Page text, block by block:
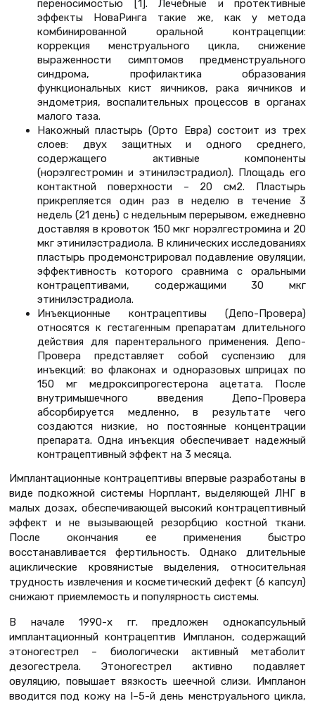
переносимостью [1]. Лечебные и протективные
эффекты НоваРинга такие же, как у метода
комбинированной оральной контрацепции:
коррекция менструального цикла, снижение
выраженности симптомов предменструального
синдрома, профилактика образования
функциональных кист яичников, рака яичников и
эндометрия, воспалительных процессов в органах
малого таза.
Накожный пластырь (Oрто Евра) состоит из трех
слоев: двух защитных и одного среднего,
содержащего активные компоненты
(норэлгестромин и этинилэстрадиол). Площадь его
контактной поверхности – 20 см2. Пластырь
прикрепляется один раз в неделю в течение 3
недель (21 день) с недельным перерывом, ежедневно
доставляя в кровоток 150 мкг норэлгестромина и 20
мкг этинилэстрадиола. В клинических исследованиях
пластырь продемонстрировал подавление овуляции,
эффективность которого сравнима с оральными
контрацептивами, содержащими 30 мкг
этинилэстрадиола.
Инъекционные контрацептивы (Депо-Провера)
относятся к гестагенным препаратам длительного
действия для парентерального применения. Депо-
Провера представляет собой суспензию для
инъекций: во флаконах и одноразовых шприцах по
150 мг медроксипрогестерона ацетата. После
внутримышечного введения Депо-Провера
абсорбируется медленно, в результате чего
создаются низкие, но постоянные концентрации
препарата. Одна инъекция обеспечивает надежный
контрацептивный эффект на 3 месяца.
Имплантационные контрацептивы впервые разработаны в
виде подкожной системы Норплант, выделяющей ЛНГ в
малых дозах, обеспечивающей высокий контрацептивный
эффект и не вызывающей резорбцию костной ткани.
После окончания ее применения быстро
восстанавливается фертильность. Однако длительные
ациклические кровянистые выделения, относительная
трудность извлечения и косметический дефект (6 капсул)
снижают приемлемость и популярность системы.
В начале 1990-х гг. предложен однокапсульный
имплантационный контрацептив Импланон, содержащий
этоногестрел – биологически активный метаболит
дезогестрела. Этоногестрел активно подавляет
овуляцию, повышает вязкость шеечной слизи. Импланон
вводится под кожу на l–5-й день менструального цикла,